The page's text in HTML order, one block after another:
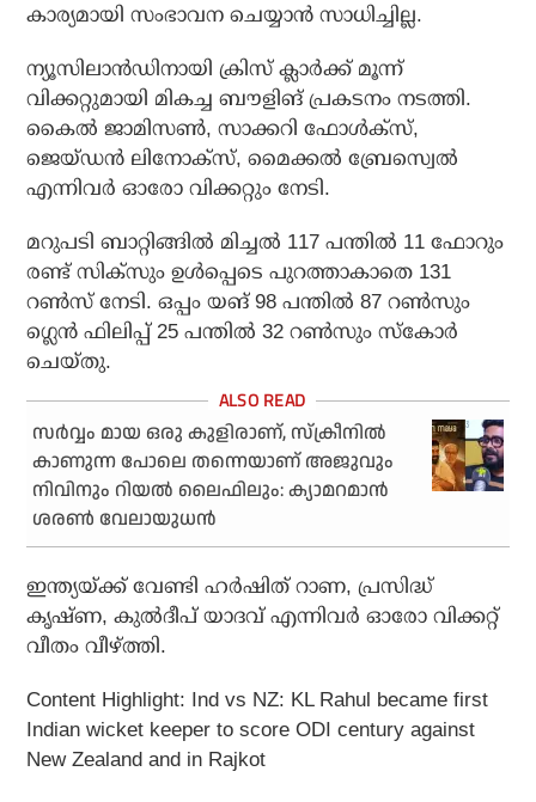
കാര്യമായി സംഭാവന ചെയ്യാന്‍ സാധിച്ചില്ല.
ന്യൂസിലാന്‍ഡിനായി ക്രിസ് ക്ലാര്‍ക്ക് മൂന്ന്
വിക്കറ്റുമായി മികച്ച ബൗളിങ് പ്രകടനം നടത്തി.
കൈല്‍ ജാമിസണ്‍, സാക്കറി ഫോള്‍ക്സ്,
ജെയ്ഡന്‍ ലിനോക്സ്, മൈക്കല്‍ ബ്രേസ്വെല്‍
എന്നിവര്‍ ഓരോ വിക്കറ്റും നേടി.
മറുപടി ബാറ്റിങ്ങില്‍ മിച്ചല്‍ 117 പന്തില്‍ 11 ഫോറും
രണ്ട് സിക്സും ഉള്‍പ്പെടെ പുറത്താകാതെ 131
റണ്‍സ് നേടി. ഒപ്പം യങ് 98 പന്തില്‍ 87 റണ്‍സും
ഗ്ലെന്‍ ഫിലിപ്പ് 25 പന്തില്‍ 32 റണ്‍സും സ്‌കോര്‍
ചെയ്തു.
സര്‍വ്വം മായ ഒരു കുളിരാണ്, സ്‌ക്രീനില്‍
കാണുന്ന പോലെ തന്നെയാണ് അജുവും
നിവിനും റിയല്‍ ലൈഫിലും: ക്യാമറമാന്‍
ശരണ്‍ വേലായുധന്‍
ഇന്ത്യയ്ക്ക് വേണ്ടി ഹര്‍ഷിത് റാണ, പ്രസിദ്ധ്
കൃഷ്ണ, കുല്‍ദീപ് യാദവ് എന്നിവര്‍ ഓരോ വിക്കറ്റ്
വീതം വീഴ്ത്തി.
Content Highlight: Ind vs NZ: KL Rahul became first
Indian wicket keeper to score ODI century against
New Zealand and in Rajkot